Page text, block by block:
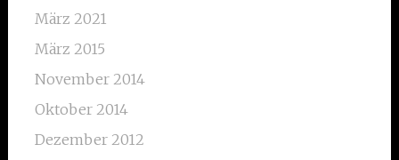
März 2021
März 2015
November 2014
Oktober 2014
Dezember 2012